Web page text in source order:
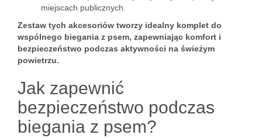
miejscach publicznych.
Zestaw tych akcesoriów tworzy idealny komplet do
wspólnego biegania z psem, zapewniając komfort i
bezpieczeństwo podczas aktywności na świeżym
powietrzu.
Jak zapewnić
bezpieczeństwo podczas
biegania z psem?